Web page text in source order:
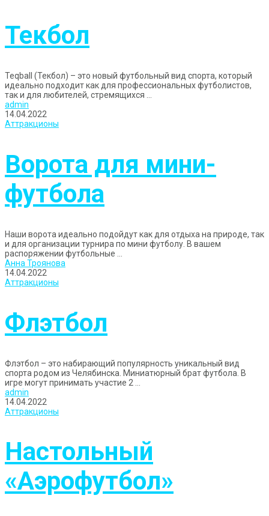
Текбол
Teqball (Текбол) – это новый футбольный вид спорта, который
идеально подходит как для профессиональных футболистов,
так и для любителей, стремящихся ...
admin
14.04.2022
Аттракционы
Ворота для мини-
футбола
Наши ворота идеально подойдут как для отдыха на природе, так
и для организации турнира по мини футболу. В вашем
распоряжении футбольные ...
Анна Троянова
14.04.2022
Аттракционы
Флэтбол
Флэтбол – это набирающий популярность уникальный вид
спорта родом из Челябинска. Миниатюрный брат футбола. В
игре могут принимать участие 2 ...
admin
14.04.2022
Аттракционы
Настольный
«Аэрофутбол»